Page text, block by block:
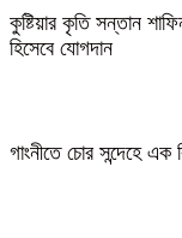
কুষ্টিয়ার কৃতি সন্তান
হিসেবে যোগদান
গাংনীতে চোর সন্দেহে